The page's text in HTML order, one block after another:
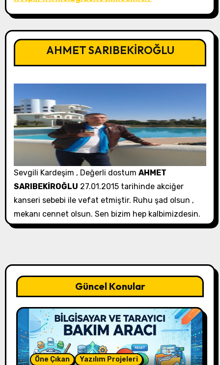
AHMET SARIBEKİROĞLU
Sevgili Kardeşim , Değerli dostum AHMET
SARIBEKİROĞLU 27.01.2015 tarihinde akciğer
kanseri sebebi ile vefat etmiştir. Ruhu şad olsun ,
mekanı cennet olsun. Sen bizim hep kalbimizdesin.
Güncel Konular
Öne Çıkan Yazılım Projeleri